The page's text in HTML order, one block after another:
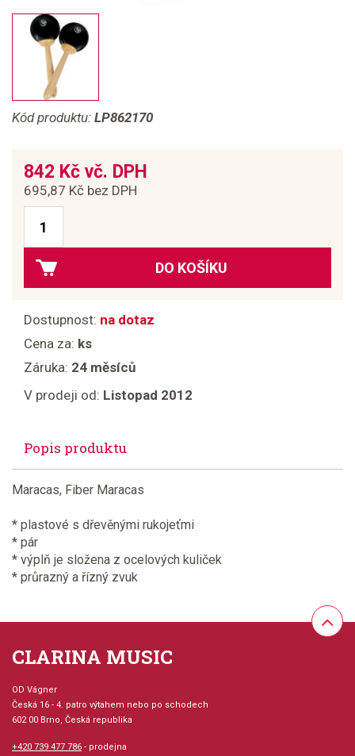
Kód produktu: LP862170
842 Kč vč. DPH
695,87 Kč bez DPH
DO KOŠÍKU
Dostupnost: na dotaz
Cena za: ks
Záruka: 24 měsíců
V prodeji od: Listopad 2012
Popis produktu
Maracas, Fiber Maracas
* plastové s dřevěnými rukojeťmi
* pár
* výplň je složena z ocelových kuliček
* průrazný a řízný zvuk
CLARINA MUSIC
OD Vágner
Česká 16 - 4. patro výtahem nebo po schodech
602 00 Brno, Česká republika
+420 739 477 786 - prodejna